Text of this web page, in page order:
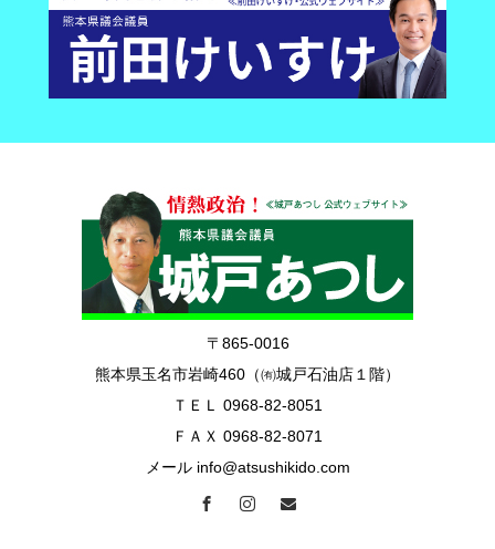
〒865-0016
熊本県玉名市岩崎460（㈲城戸石油店１階）
ＴＥＬ 0968-82-8051
ＦＡＸ 0968-82-8071
メール info@atsushikido.com